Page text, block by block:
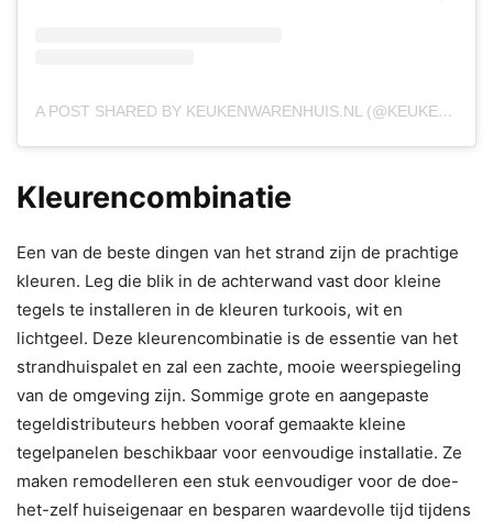
A POST SHARED BY KEUKENWARENHUIS.NL (@KEUKENWARENHUIS.NL)
Kleurencombinatie
Een van de beste dingen van het strand zijn de prachtige
kleuren. Leg die blik in de achterwand vast door kleine
tegels te installeren in de kleuren turkoois, wit en
lichtgeel. Deze kleurencombinatie is de essentie van het
strandhuispalet en zal een zachte, mooie weerspiegeling
van de omgeving zijn. Sommige grote en aangepaste
tegeldistributeurs hebben vooraf gemaakte kleine
tegelpanelen beschikbaar voor eenvoudige installatie. Ze
maken remodelleren een stuk eenvoudiger voor de doe-
het-zelf huiseigenaar en besparen waardevolle tijd tijdens